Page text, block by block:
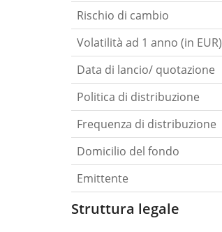
Rischio di cambio
Volatilità ad 1 anno (in EUR)
Data di lancio/ quotazione
Politica di distribuzione
Frequenza di distribuzione
Domicilio del fondo
Emittente
Struttura legale